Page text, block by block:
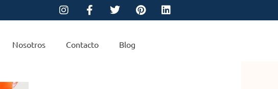
Nosotros Contacto Blog